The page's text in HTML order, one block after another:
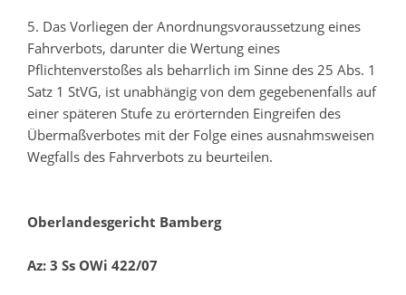
5. Das Vorliegen der Anordnungsvoraussetzung eines
Fahrverbots, darunter die Wertung eines
Pflichtenverstoßes als beharrlich im Sinne des 25 Abs. 1
Satz 1 StVG, ist unabhängig von dem gegebenenfalls auf
einer späteren Stufe zu erörternden Eingreifen des
Übermaßverbotes mit der Folge eines ausnahmsweisen
Wegfalls des Fahrverbots zu beurteilen.
Oberlandesgericht Bamberg
Az: 3 Ss OWi 422/07